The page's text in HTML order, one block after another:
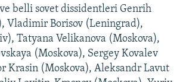
belli sovet dissidentleri Genrih
Vladimir Borisov (Leningrad),
Tatyana Velikanova (Moskova),
(Moskova), Sergey Kovalev
Krasin (Moskova), Aleksandr Lavut